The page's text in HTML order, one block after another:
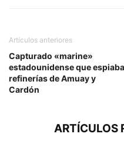
Artículos anteriores
Capturado «marine»
estadounidense que espiaba
refinerías de Amuay y
Cardón
ARTÍCULOS